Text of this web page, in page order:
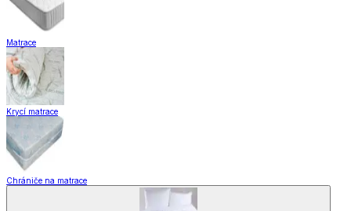
Matrace
Krycí matrace
Chrániče na matrace